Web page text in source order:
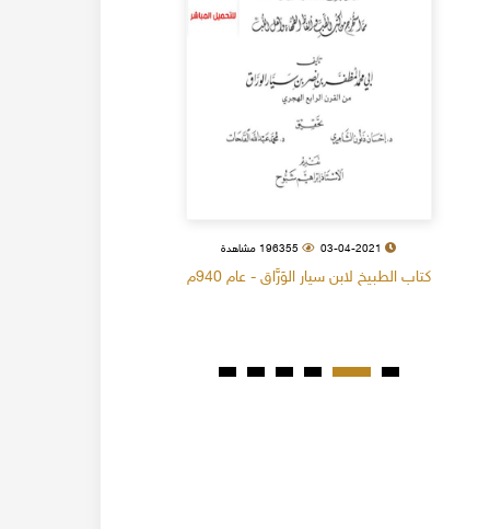
03-04-2021 196355 مشاهدة
كتاب الطبيخ لابن سيار الوَرَّاق - عام 940م